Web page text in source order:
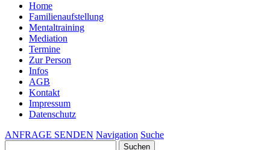
Home
Familienaufstellung
Mentaltraining
Mediation
Termine
Zur Person
Infos
AGB
Kontakt
Impressum
Datenschutz
ANFRAGE SENDEN Navigation Suche